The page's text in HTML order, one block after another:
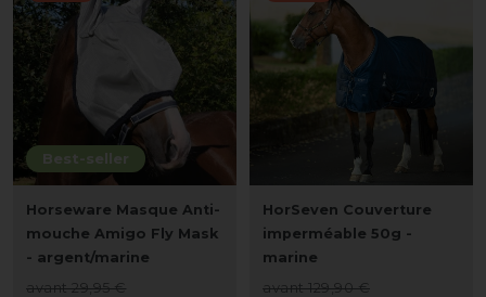
Best-seller
Horseware Masque Anti-
mouche Amigo Fly Mask
- argent/marine
avant 29,95 €
HorSeven Couverture
imperméable 50g -
marine
avant 129,90 €